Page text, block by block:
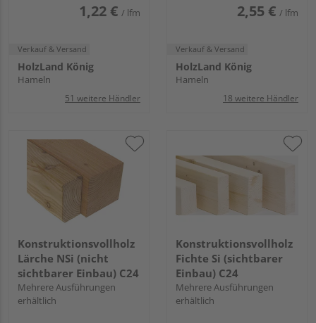
1,22 € / lfm
Verkauf & Versand
HolzLand König
Hameln
51 weitere Händler
2,55 € / lfm
Verkauf & Versand
HolzLand König
Hameln
18 weitere Händler
Konstruktionsvollholz
Lärche NSi (nicht
sichtbarer Einbau) C24
Mehrere Ausführungen
erhältlich
Konstruktionsvollholz
Fichte Si (sichtbarer
Einbau) C24
Mehrere Ausführungen
erhältlich